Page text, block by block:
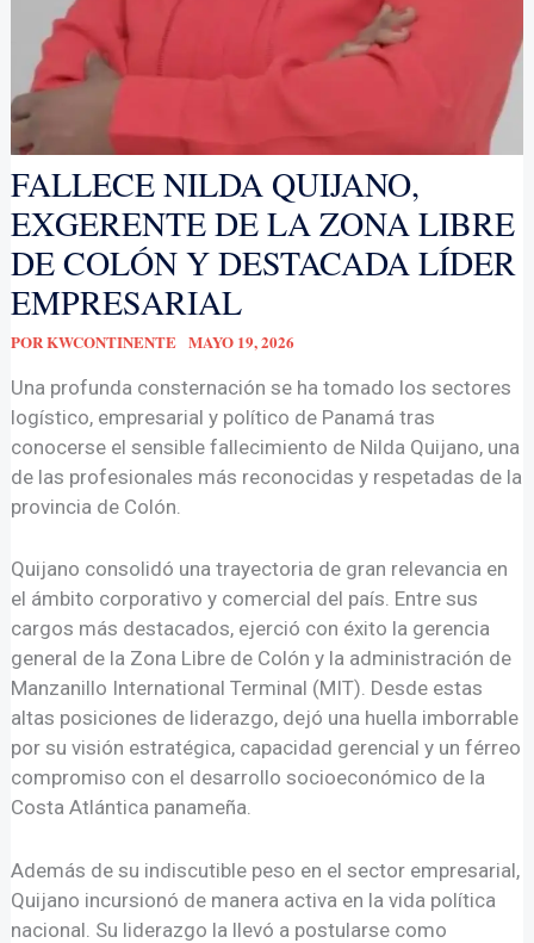
FALLECE NILDA QUIJANO,
EXGERENTE DE LA ZONA LIBRE
DE COLÓN Y DESTACADA LÍDER
EMPRESARIAL
PORKWCONTINENTE MAYO 19, 2026
Una profunda consternación se ha tomado los sectores
logístico, empresarial y político de Panamá tras
conocerse el sensible fallecimiento de Nilda Quijano, una
de las profesionales más reconocidas y respetadas de la
provincia de Colón.
Quijano consolidó una trayectoria de gran relevancia en
el ámbito corporativo y comercial del país. Entre sus
cargos más destacados, ejerció con éxito la gerencia
general de la Zona Libre de Colón y la administración de
Manzanillo International Terminal (MIT). Desde estas
altas posiciones de liderazgo, dejó una huella imborrable
por su visión estratégica, capacidad gerencial y un férreo
compromiso con el desarrollo socioeconómico de la
Costa Atlántica panameña.
Además de su indiscutible peso en el sector empresarial,
Quijano incursionó de manera activa en la vida política
nacional. Su liderazgo la llevó a postularse como